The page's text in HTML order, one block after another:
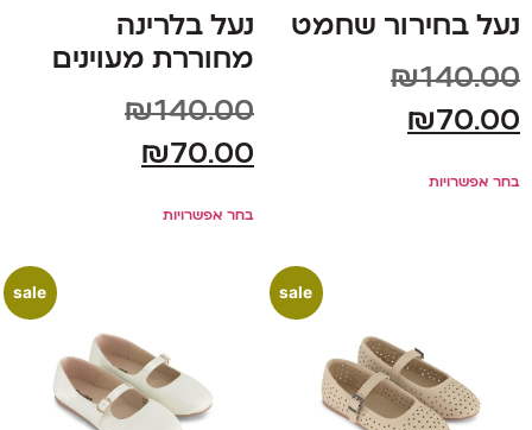
נעל בחירור שחמט
₪140.00
₪ 70.00
בחר אפשרויות
נעל בלרינה
מחוררת מעוינים
₪140.00
₪ 70.00
בחר אפשרויות
sale
sale